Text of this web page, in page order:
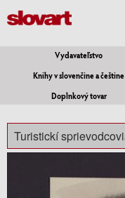
Vydavateľstvo
Knihy v slovenčine a češtine
Doplnkový tovar